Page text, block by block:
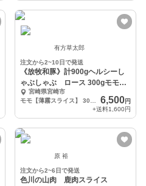
有方草太郎
注文から2~10日で発送
《放牧和豚》計900gヘルシーし
ゃぶしゃぶ ロース 300gモモ
600g宮崎県宮崎市
6,500円
+送料1,600円
原 裕
注文から2~6日で発送
色川の山肉 鹿肉スライス